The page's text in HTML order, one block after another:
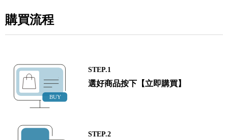
購買流程
STEP.1
選好商品按下【立即購買】
STEP.2